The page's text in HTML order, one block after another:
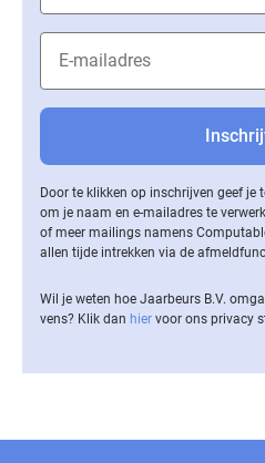
Door te klikken op inschrijven geef je
om je naam en e-mailadres te
of meer mailings namens
allen tijde intrekken via de
Wil je weten hoe Jaarbeurs B.V.
vens? Klik dan hier voor ons privacy